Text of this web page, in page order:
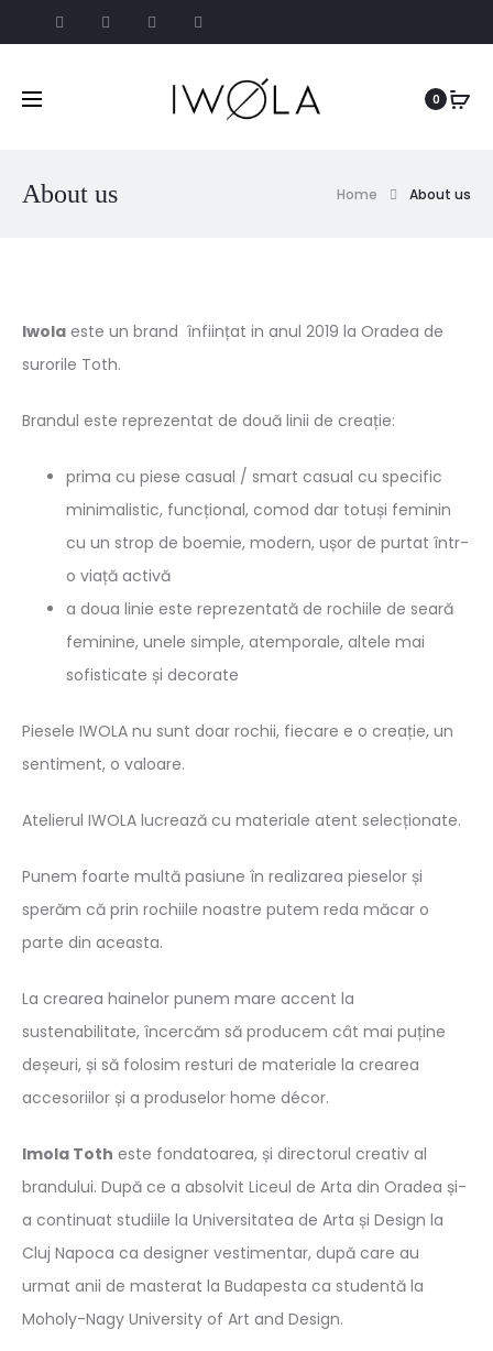
0
About us Home About us
Iwola este un brand înființat in anul 2019 la Oradea de
surorile Toth.
Brandul este reprezentat de două linii de creație:
prima cu piese casual / smart casual cu specific
minimalistic, funcțional, comod dar totuși feminin
cu un strop de boemie, modern, ușor de purtat într-
o viață activă
a doua linie este reprezentată de rochiile de seară
feminine, unele simple, atemporale, altele mai
sofisticate și decorate
Piesele IWOLA nu sunt doar rochii, fiecare e o creație, un
sentiment, o valoare.
Atelierul IWOLA lucrează cu materiale atent selecționate.
Punem foarte multă pasiune în realizarea pieselor și
sperăm că prin rochiile noastre putem reda măcar o
parte din aceasta.
La crearea hainelor punem mare accent la
sustenabilitate, încercăm să producem cât mai puține
deșeuri, și să folosim resturi de materiale la crearea
accesoriilor și a produselor home décor.
Imola Toth este fondatoarea, și directorul creativ al
brandului. După ce a absolvit Liceul de Arta din Oradea și-
a continuat studiile la Universitatea de Arta și Design la
Cluj Napoca ca designer vestimentar, după care au
urmat anii de masterat la Budapesta ca studentă la
Moholy-Nagy University of Art and Design.